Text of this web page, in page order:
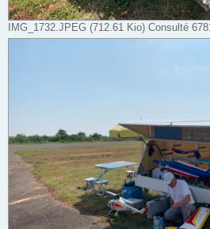
IMG_1732.JPEG (712.61 Kio) Consulté